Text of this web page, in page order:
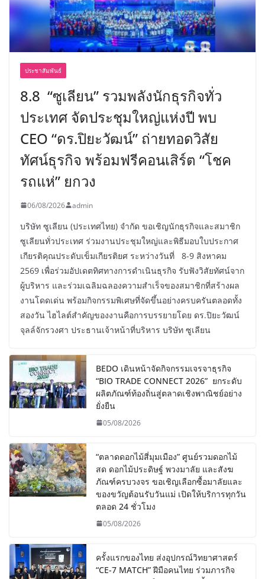
ประชาสัมพันธ์
8.8 “ซูเลียน” รวมพลังนักธุรกิจทั่ว
ประเทศ จัดประชุมใหญ่แห่งปี พบ
CEO “ดร.ปิยะวัฒน์” ถ่ายทอดวิสัย
ทัศน์ธุรกิจ พร้อมฟรีคอนเสิร์ต “โชค
รถแห่” ยกวง
06/08/2026 admin
บริษัท ซูเลียน (ประเทศไทย) จำกัด ขอเชิญนักธุรกิจและสมาชิก
ซูเลียนทั่วประเทศ ร่วมงานประชุมใหญ่และพิธีมอบใบประกาศ
เกียรติคุณประดับเข็มเกียรติยศ ระหว่างวันที่ 8-9 สิงหาคม
2569 เพื่อร่วมอัปเดตทิศทางการดำเนินธุรกิจ รับฟังวิสัยทัศน์จาก
ผู้บริหาร และร่วมเฉลิมฉลองความสำเร็จของสมาชิกที่สร้างผล
งานโดดเด่น พร้อมกิจกรรมพิเศษที่จัดขึ้นอย่างครบครันตลอดทั้ง
สองวัน ไฮไลต์สำคัญของงานคือการบรรยายโดย ดร.ปิยะวัฒน์
จุลล์จักรวงศา ประธานเจ้าหน้าที่บริหาร บริษัท ซูเลียน
BEDO เดินหน้าจัดกิจกรรมเจรจาธุรกิจ
“BIO TRADE CONNECT 2026” ยกระดับ
ผลิตภัณฑ์ท้องถิ่นสู่ตลาดเชิงพาณิชย์อย่าง
ยั่งยืน
05/08/2026
“ตลาดดอกไม้สี่มุมเมือง” ศูนย์รวมดอกไม้
สด ดอกไม้ประดิษฐ์ พวงมาลัย และสังฆ
ภัณฑ์ครบวงจร ขอเชิญเลือกซื้อมาลัยและ
ของขวัญต้อนรับวันแม่ เปิดให้บริการทุกวัน
ตลอด 24 ชั่วโมง
05/08/2026
ครั้งแรกของไทย ส่งอุปกรณ์วิทยาศาสตร์
“CE-7 MATCH” ฝีมือคนไทย ร่วมภารกิจ